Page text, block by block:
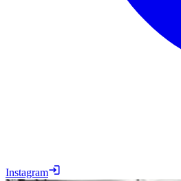
Instagram